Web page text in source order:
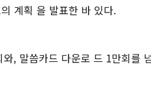
계획 을 발표한 바 있다.
, 말씀카드 다운로 드 1만회를